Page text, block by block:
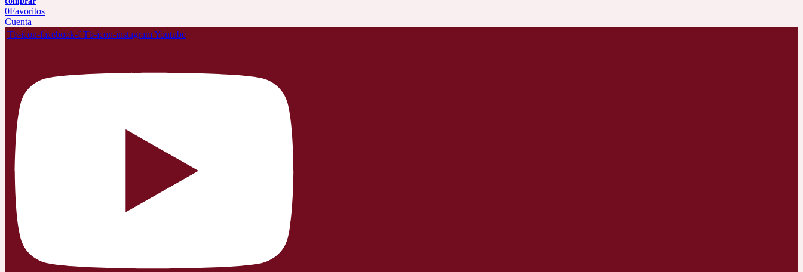
0Favoritos
Cuenta
Tb-icon-facebook-f Tb-icon-instagramYoutube